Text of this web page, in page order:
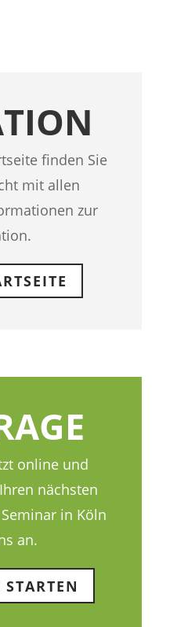
finden Sie
mit allen
zur
online und
nächsten
in Köln
an.